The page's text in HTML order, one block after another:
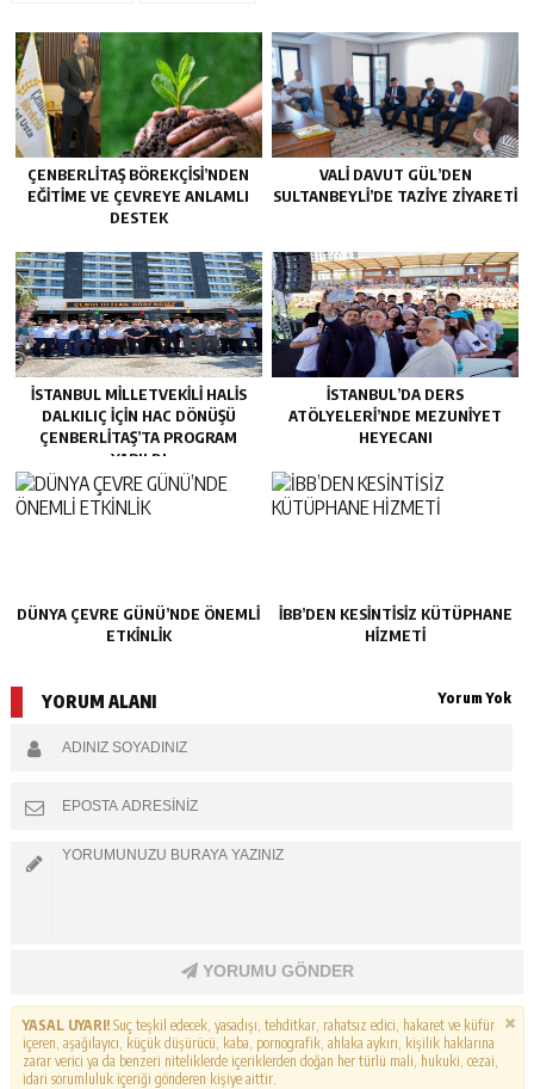
ÇENBERLITAŞ BÖREKÇISI’NDEN
EĞITIME VE ÇEVREYE ANLAMLI
DESTEK
VALI DAVUT GÜL’DEN
SULTANBEYLI’DE TAZIYE ZIYARETI
İSTANBUL MILLETVEKILI HALIS
DALKILIÇ IÇIN HAC DÖNÜŞÜ
ÇENBERLITAŞ’TA PROGRAM
YAPILDI
İSTANBUL’DA DERS
ATÖLYELERİ’NDE MEZUNİYET
HEYECANI
DÜNYA ÇEVRE GÜNÜ’NDE ÖNEMLİ
ETKİNLİK
İBB’DEN KESİNTİSİZ KÜTÜPHANE
HİZMETİ
YORUM ALANI Yorum Yok
YORUMU GÖNDER
YASAL UYARI!Suç teşkil edecek, yasadışı, tehditkar, rahatsız edici, hakaret ve küfür
içeren, aşağılayıcı, küçük düşürücü, kaba, pornografik, ahlaka aykırı, kişilik haklarına
zarar verici ya da benzeri niteliklerde içeriklerden doğan her türlü mali, hukuki, cezai,
idari sorumluluk içeriği gönderen kişiye aittir.